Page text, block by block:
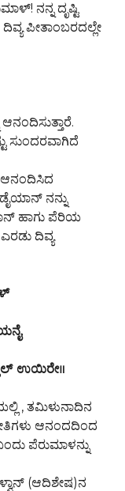
ನನ್ನ ದೃಷ್ಟಿ
ಪೀತಾಂಬರದಲ್ಲೇ
ಸುಂದರವಾಗಿದೆ
ಆನಂದಿಸಿದ
ನನ್ನು
ಹಾಗು ಪೆರಿಯ
ದಿವ್ಯ
ಉಯಿರೇ॥
, ತಮಿಳುನಾದಿನ
ಆನಂದದಿಂದ
ಪೆರುಮಾಳನ್ನು
(ಆದಿಶೇಷ)ನ